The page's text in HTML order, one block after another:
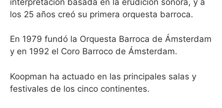
los 25 años creó su primera orquesta barroca.
En 1979 fundó la Orquesta Barroca de Ámsterdam
y en 1992 el Coro Barroco de Ámsterdam.
Koopman ha actuado en las principales salas y
festivales de los cinco continentes.